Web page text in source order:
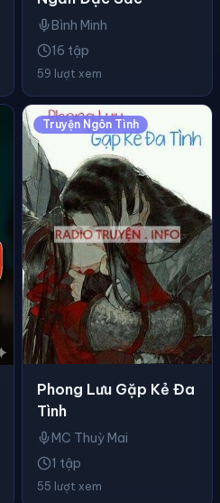
Bình Minh
16 tập
59 lượt xem
Truyện Ngôn Tình
Phong Lưu Gặp Kẻ Đa
Tình
MC Thuỳ Mai
1 tập
55 lượt xem